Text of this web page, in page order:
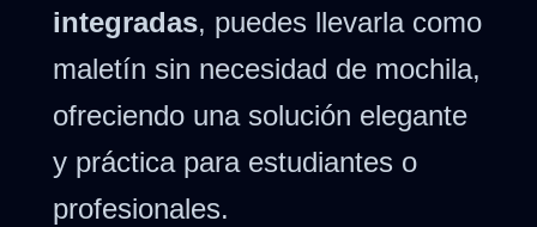
integradas, puedes llevarla como
maletín sin necesidad de mochila,
ofreciendo una solución elegante
y práctica para estudiantes o
profesionales.